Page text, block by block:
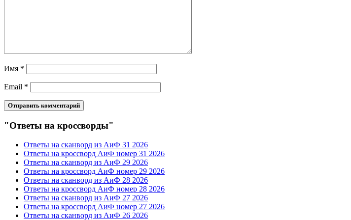
Имя *
Email *
"Ответы на кроссворды"
Ответы на сканворд из АиФ 31 2026
Ответы на кроссворд АиФ номер 31 2026
Ответы на сканворд из АиФ 29 2026
Ответы на кроссворд АиФ номер 29 2026
Ответы на сканворд из АиФ 28 2026
Ответы на кроссворд АиФ номер 28 2026
Ответы на сканворд из АиФ 27 2026
Ответы на кроссворд АиФ номер 27 2026
Ответы на сканворд из АиФ 26 2026